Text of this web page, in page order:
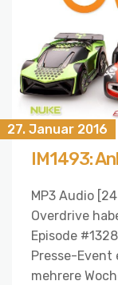
27. Januar 2016
IM1493:
MP3 Audio
Overdrive
Episode
Presse-Event
mehrere